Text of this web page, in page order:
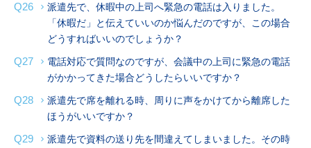
Q26
派遣先で、休暇中の上司へ緊急の電話は入りました。
「休暇だ」と伝えていいのか悩んだのですが、この場合
どうすればいいのでしょうか？
Q27
電話対応で質問なのですが、会議中の上司に緊急の電話
がかかってきた場合どうしたらいいですか？
Q28
派遣先で席を離れる時、周りに声をかけてから離席した
ほうがいいですか？
Q29
派遣先で資料の送り先を間違えてしまいました。その時